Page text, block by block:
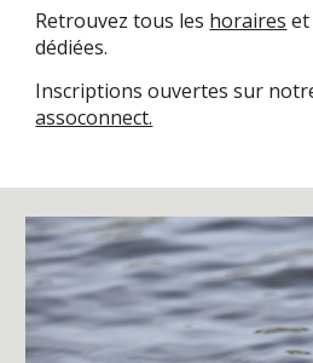
Retrouvez tous les horaires
dédiées.
Inscriptionsouvertes sur
assoconnect.